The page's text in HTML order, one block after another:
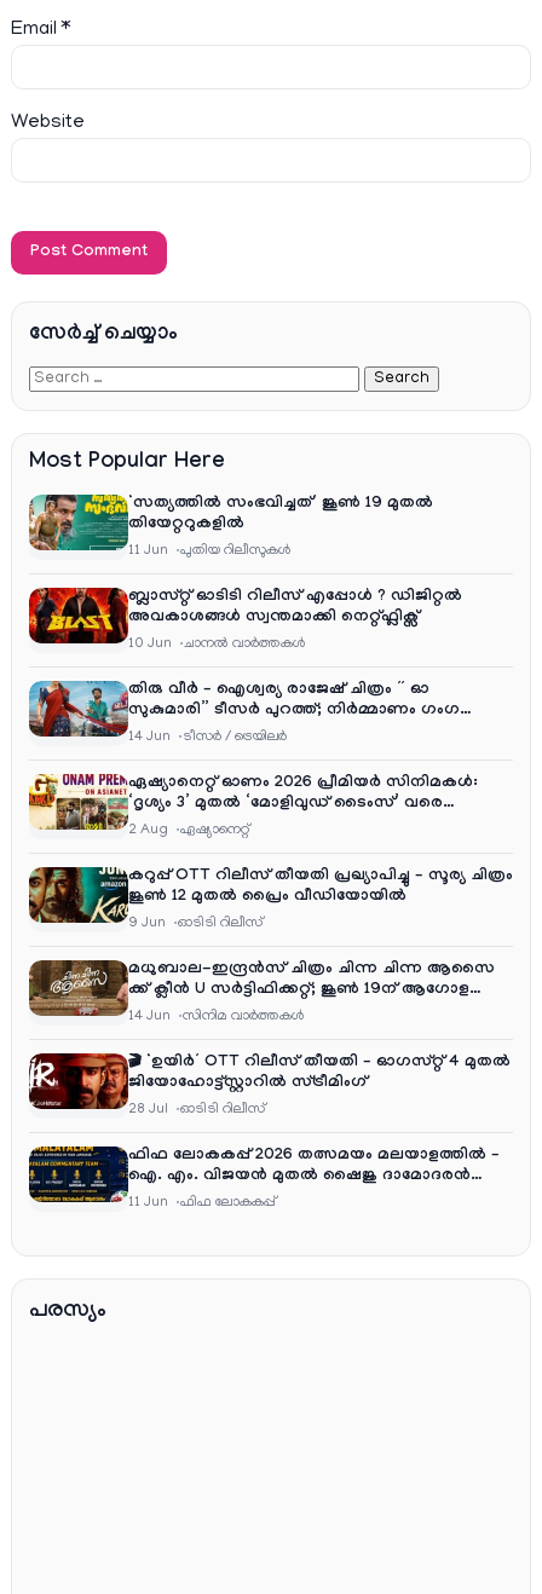
Email*
Website
സേര്‍ച്ച്‌ ചെയ്യാം
Most Popular Here
‘സത്യത്തിൽ സംഭവിച്ചത്’ ജൂൺ 19 മുതൽ
തിയേറ്ററുകളിൽ
11 Jun പുതിയ റിലീസുകള്‍
ബ്ലാസ്റ്റ് ഓടിടി റിലീസ് എപ്പോൾ ? ഡിജിറ്റൽ
അവകാശങ്ങൾ സ്വന്തമാക്കി നെറ്റ്ഫ്ലിക്സ്
10 Jun ചാനല്‍ വാര്‍ത്തകള്‍
തിരു വീർ – ഐശ്വര്യ രാജേഷ് ചിത്രം ” ഓ
സുകുമാരി” ടീസർ പുറത്ത്; നിർമ്മാണം ഗംഗ
എന്റർടൈൻമെന്റ്‌സ്
14 Jun ടീസര്‍ / ട്രെയിലര്‍
ഏഷ്യാനെറ്റ് ഓണം 2026 പ്രീമിയർ സിനിമകൾ:
‘ദൃശ്യം 3’ മുതൽ ‘മോളിവുഡ് ടൈംസ്’ വരെ
ആഘോഷ വിരുന്ന്
2 Aug ഏഷ്യാനെറ്റ്‌
കറുപ്പ് OTT റിലീസ് തീയതി പ്രഖ്യാപിച്ചു – സൂര്യ ചിത്രം
ജൂൺ 12 മുതൽ പ്രൈം വീഡിയോയിൽ
9 Jun ഓടിടി റിലീസ്
മധുബാല-ഇന്ദ്രൻസ് ചിത്രം ചിന്ന ചിന്ന ആസൈ
ക്ക് ക്ലീൻ U സർട്ടിഫിക്കറ്റ്; ജൂൺ 19ന് ആഗോള
റിലീസ്
14 Jun സിനിമ വാര്‍ത്തകള്‍
🎬 ‘ഉയിർ’ OTT റിലീസ് തീയതി – ഓഗസ്റ്റ് 4 മുതൽ
ജിയോഹോട്ട്സ്റ്റാറിൽ സ്ട്രീമിംഗ്
28 Jul ഓടിടി റിലീസ്
ഫിഫ ലോകകപ്പ് 2026 തത്സമയം മലയാളത്തിൽ –
ഐ. എം. വിജയൻ മുതൽ ഷൈജു ദാമോദരൻ
വരെ കമന്ററി സംഘത്തിൽ
11 Jun ഫിഫ ലോകകപ്പ്
പരസ്യം